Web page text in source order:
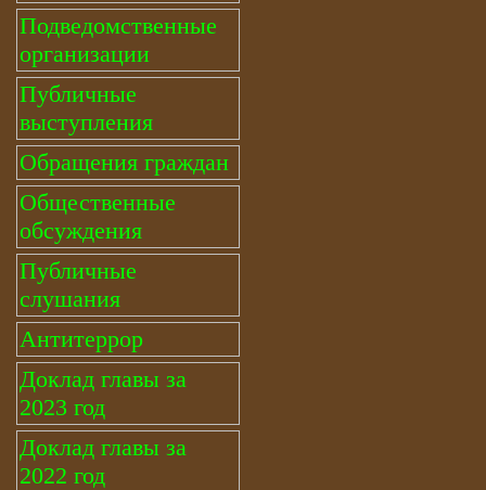
Подведомственные
организации
Публичные
выступления
Обращения граждан
Общественные
обсуждения
Публичные
слушания
Антитеррор
Доклад главы за
2023 год
Доклад главы за
2022 год